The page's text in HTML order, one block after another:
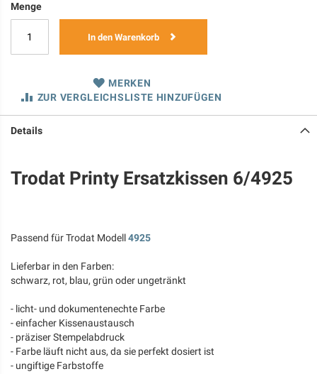
Menge
In den Warenkorb
MERKEN
ZUR VERGLEICHSLISTE HINZUFÜGEN
Details
Trodat Printy Ersatzkissen 6/4925
Passend für Trodat Modell4925
Lieferbar in den Farben:
schwarz, rot, blau, grün oder ungetränkt
- licht- und dokumentenechte Farbe
- einfacher Kissenaustausch
- präziser Stempelabdruck
- Farbe läuft nicht aus, da sie perfekt dosiert ist
- ungiftige Farbstoffe